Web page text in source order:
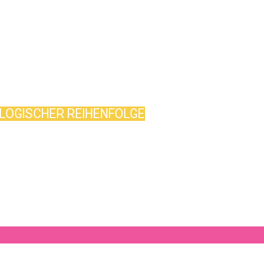
REIHENFOLGE